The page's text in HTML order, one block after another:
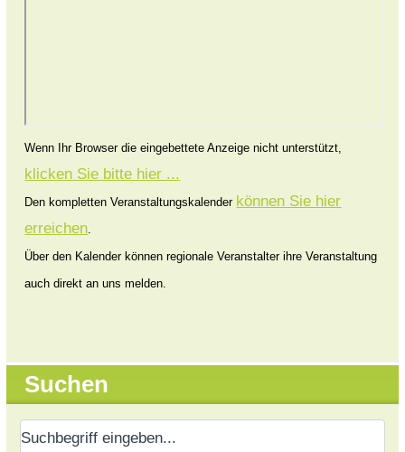
Wenn Ihr Browser die eingebettete Anzeige nicht unterstützt,
klicken Sie bitte hier ...
Den kompletten Veranstaltungskalender können Sie hier
erreichen.
Über den Kalender können regionale Veranstalter ihre Veranstaltung
auch direkt an uns melden.
Suchen